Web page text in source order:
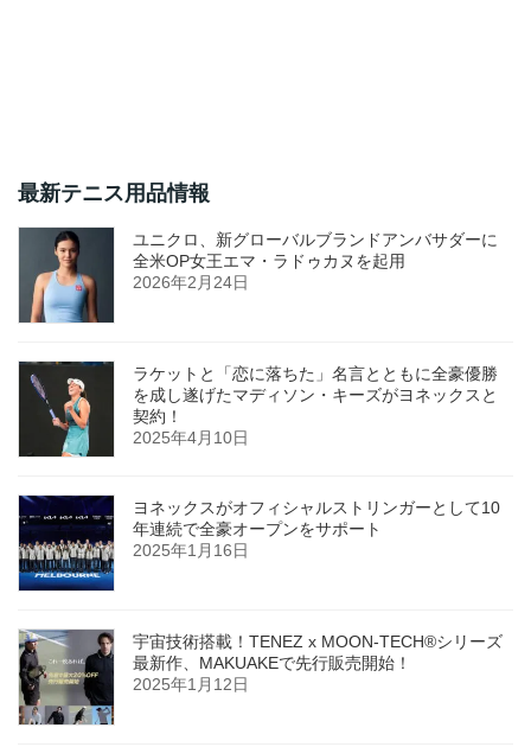
最新テニス用品情報
ユニクロ、新グローバルブランドアンバサダーに
全米OP女王エマ・ラドゥカヌを起用
2026年2月24日
ラケットと「恋に落ちた」名言とともに全豪優勝
を成し遂げたマディソン・キーズがヨネックスと
契約！
2025年4月10日
ヨネックスがオフィシャルストリンガーとして10
年連続で全豪オープンをサポート
2025年1月16日
宇宙技術搭載！TENEZ x MOON-TECH®シリーズ
最新作、MAKUAKEで先行販売開始！
2025年1月12日